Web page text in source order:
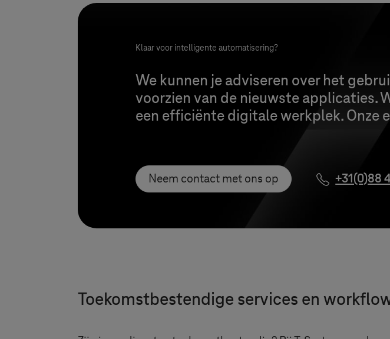
Klaar voor intelligente automatisering?
We kunnen je adviseren over het
voorzien van de nieuwste applicaties.
een efficiënte digitale werkplek. Onze
Neem contact met ons op +31(0)88
Toekomstbestendige services en